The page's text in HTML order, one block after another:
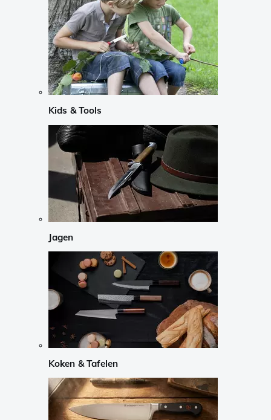
Kids & Tools
Jagen
Koken & Tafelen